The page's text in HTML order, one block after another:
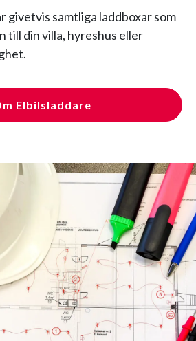
givetvis samtliga laddboxar som
till din villa, hyreshus eller
Elbilsladdare